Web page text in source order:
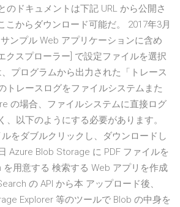
のドキュメントは下記 URL から公開さ
こからダウンロード可能だ。 2017年3月
ンプル Web アプリケーションに含め
クスプローラー] で設定ファイルを選択
プログラムから出力された「トレース
トレースログをファイルシステムまた
の場合、ファイルシステムに直接ログ
、以下のようにする必要があります。
をダブルクリックし、ダウンロードし
Azure Blob Storage に PDF ファイルを
を用意する 検索する Web アプリを作成
の API から本 アップロード後、
Explorer 等のツールで Blob の中身を